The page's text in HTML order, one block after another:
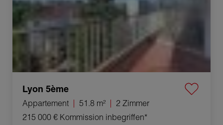
Lyon 5ème
Appartement 51.8 m²
2 Zimmer
215 000 € Kommission inbegriffen*